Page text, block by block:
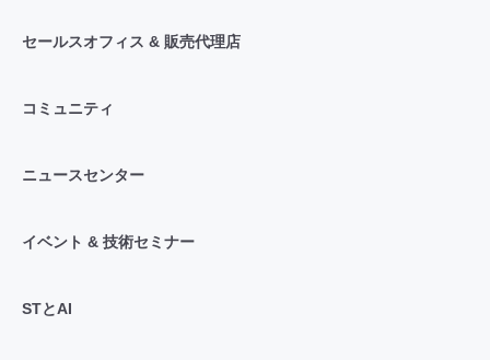
セールスオフィス & 販売代理店
コミュニティ
ニュースセンター
イベント & 技術セミナー
STとAI